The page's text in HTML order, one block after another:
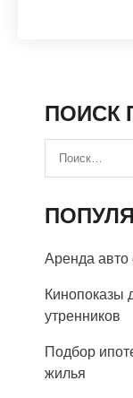
ПОИСК
Аренда авто
Кинопоказы
утренников
Подбор
жилья